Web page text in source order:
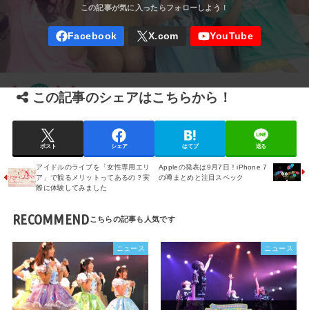
この記事のシェアはこちらから！
ポスト シェア はてブ 送る
アイドルのライブを「女性専用エリ
ア」で観るメリットってあるの？実
際に体験してみました
Appleの発表は9月7日！iPhone 7
の噂まとめと注目スペック
RECOMMEND
ニュース ニュース